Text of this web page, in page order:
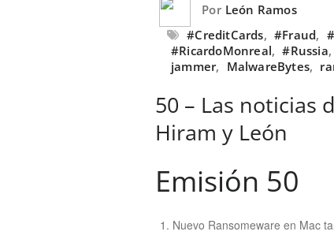
Por León Ramos
#CreditCards, #Fraud,
#RicardoMonreal, #Russia,
jammer, MalwareBytes,
50 – Las noticias
Hiram y León
Emisión 50
Nuevo Ransomeware en Mac